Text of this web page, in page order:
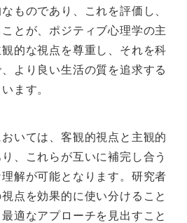
ものであり、これを評価し、
とが、ポジティブ心理学の主
的な視点を尊重し、それを科
より良い生活の質を追求する
ます。
いては、客観的視点と主観的
、これらが互いに補完し合う
解が可能となります。研究者
点を効果的に使い分けること
適なアプローチを見出すこと